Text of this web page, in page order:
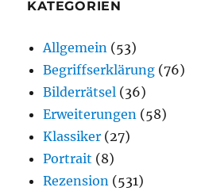
KATEGORIEN
Allgemein (53)
Begriffserklärung (76)
Bilderrätsel (36)
Erweiterungen (58)
Klassiker (27)
Portrait (8)
Rezension (531)